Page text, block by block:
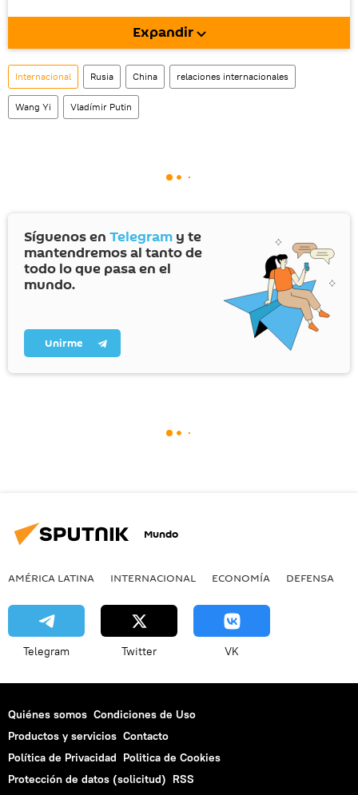
móvil (¡solo para Android!).
También tenemos una cuenta en la red
social rusa VK .
Expandir
Internacional Rusia China relaciones internacionales
Wang Yi Vladímir Putin
Síguenos en Telegram y te
mantendremos al tanto de
todo lo que pasa en el
mundo.
Unirme
Mundo
AMÉRICA LATINA INTERNACIONAL ECONOMÍA DEFENSA
Telegram Twitter VK
Quiénes somos Condiciones de Uso
Productos y servicios Contacto
Política de Privacidad Politica de Cookies
Protección de datos (solicitud) RSS